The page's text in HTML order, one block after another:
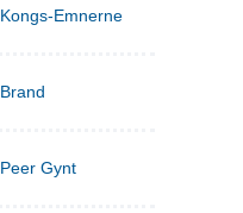
Kongs-Emnerne
Brand
Peer Gynt